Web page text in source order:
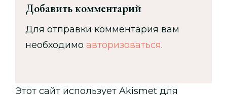
Добавить комментарий
Для отправки комментария вам
необходимо авторизоваться.
Этот сайт использует Akismet для